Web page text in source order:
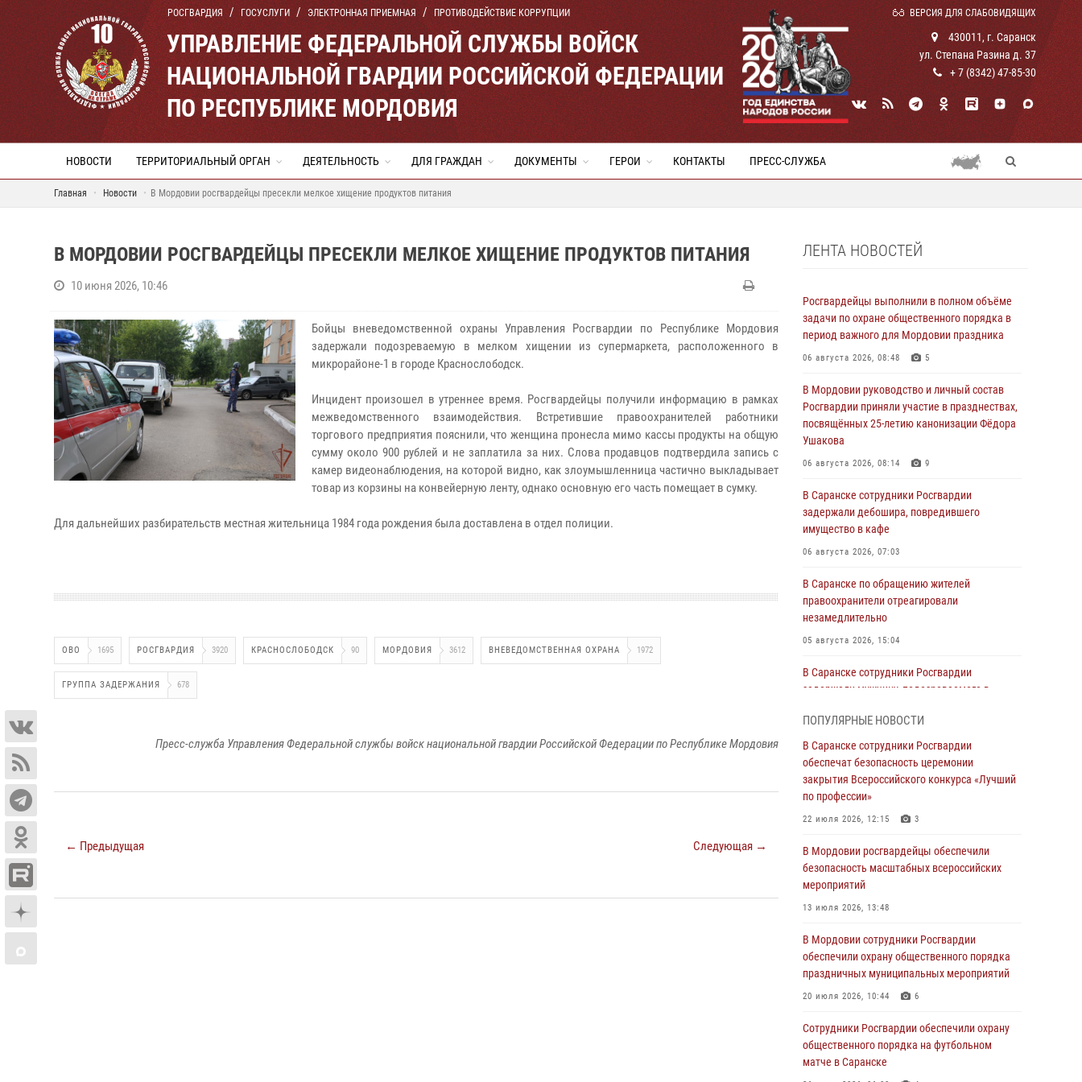
РОСГВАРДИЯ ГОСУСЛУГИ ЭЛЕКТРОННАЯ ПРИЕМНАЯ ПРОТИВОДЕЙСТВИЕ КОРРУПЦИИ ВЕРСИЯ ДЛЯ СЛАБОВИДЯЩИХ
УПРАВЛЕНИЕ ФЕДЕРАЛЬНОЙ СЛУЖБЫ ВОЙСК
НАЦИОНАЛЬНОЙ ГВАРДИИ РОССИЙСКОЙ ФЕДЕРАЦИИ
ПО РЕСПУБЛИКЕ МОРДОВИЯ
430011, г. Саранск
ул. Степана Разина д. 37
+ 7 (8342) 47-85-30
НОВОСТИ ТЕРРИТОРИАЛЬНЫЙ ОРГАН ДЕЯТЕЛЬНОСТЬ ДЛЯ ГРАЖДАН ДОКУМЕНТЫ ГЕРОИ КОНТАКТЫ ПРЕСС-СЛУЖБА
Главная Новости В Мордовии росгвардейцы пресекли мелкое хищение продуктов питания
В МОРДОВИИ РОСГВАРДЕЙЦЫ ПРЕСЕКЛИ МЕЛКОЕ ХИЩЕНИЕ ПРОДУКТОВ ПИТАНИЯ
10 июня 2026, 10:46
Бойцы вневедомственной охраны Управления Росгвардии по Республике Мордовия
задержали подозреваемую в мелком хищении из супермаркета, расположенного в
микрорайоне-1 в городе Краснослободск.
Инцидент произошел в утреннее время. Росгвардейцы получили информацию в рамках
межведомственного взаимодействия. Встретившие правоохранителей работники
торгового предприятия пояснили, что женщина пронесла мимо кассы продукты на общую
сумму около 900 рублей и не заплатила за них. Слова продавцов подтвердила запись с
камер видеонаблюдения, на которой видно, как злоумышленница частично выкладывает
товар из корзины на конвейерную ленту, однако основную его часть помещает в сумку.
Для дальнейших разбирательств местная жительница 1984 года рождения была доставлена в отдел полиции.
ОВО 1695 РОСГВАРДИЯ 3920 КРАСНОСЛОБОДСК 90 МОРДОВИЯ 3612 ВНЕВЕДОМСТВЕННАЯ ОХРАНА 1972
ГРУППА ЗАДЕРЖАНИЯ 678
Пресс-служба Управления Федеральной службы войск национальной гвардии Российской Федерации по Республике Мордовия
← Предыдущая Следующая →
ЛЕНТА НОВОСТЕЙ
Росгвардейцы выполнили в полном объёме
задачи по охране общественного порядка в
период важного для Мордовии праздника
06 августа 2026, 08:48 5
В Мордовии руководство и личный состав
Росгвардии приняли участие в празднествах,
посвящённых 25-летию канонизации Фёдора
Ушакова
06 августа 2026, 08:14 9
В Саранске сотрудники Росгвардии
задержали дебошира, повредившего
имущество в кафе
06 августа 2026, 07:03
В Саранске по обращению жителей
правоохранители отреагировали
незамедлительно
05 августа 2026, 15:04
В Саранске сотрудники Росгвардии
задержали мужчину, подозреваемого в
Росгвардейцы обеспечили общественную
безопасность во время проведения
масштабного праздника в Темникове
05 августа 2026, 09:04
Помощь из Мордовии защитникам Отечества:
центр лицензионно-разрешительной работы
передал очередную партию вооружения в
Сотрудники Росгвардии Мордовии стали
призерами республиканских соревнований по
служебному шестиборью
В Саранске росгвардейцы пресекли
нарушение правопорядка: «отдых» на
лавочке закончился в отделе полиции
ПОПУЛЯРНЫЕ НОВОСТИ
В Саранске сотрудники Росгвардии
обеспечат безопасность церемонии
закрытия Всероссийского конкурса «Лучший
по профессии»
22 июля 2026, 12:15 3
В Мордовии росгвардейцы обеспечили
безопасность масштабных всероссийских
мероприятий
13 июля 2026, 13:48
В Мордовии сотрудники Росгвардии
обеспечили охрану общественного порядка
праздничных муниципальных мероприятий
20 июля 2026, 10:44 6
Сотрудники Росгвардии обеспечили охрану
общественного порядка на футбольном
матче в Саранске